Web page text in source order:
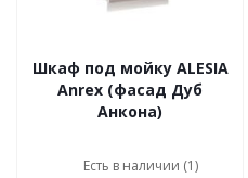
Шкаф под мойку ALESIA
Anrex (фасад Дуб
Анкона)
Есть в наличии (1)